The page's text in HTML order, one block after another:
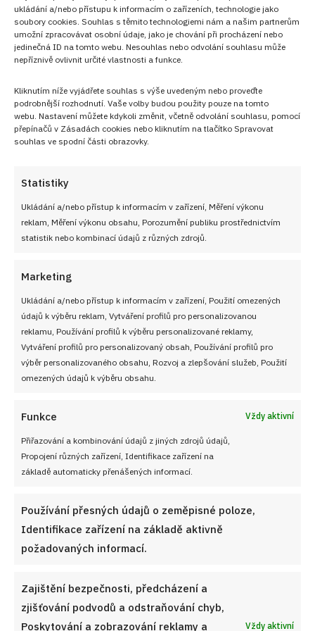
ukládání a/nebo přístupu k informacím o zařízeních, technologie jako
soubory cookies. Souhlas s těmito technologiemi nám a našim partnerům
umožní zpracovávat osobní údaje, jako je chování při procházení nebo
jedinečná ID na tomto webu. Nesouhlas nebo odvolání souhlasu může
nepříznivě ovlivnit určité vlastnosti a funkce.
Kliknutím níže vyjádřete souhlas s výše uvedeným nebo proveďte
podrobnější rozhodnutí. Vaše volby budou použity pouze na tomto
webu. Nastavení můžete kdykoli změnit, včetně odvolání souhlasu, pomocí
přepínačů v Zásadách cookies nebo kliknutím na tlačítko Spravovat
souhlas ve spodní části obrazovky.
Statistiky
Ukládání a/nebo přístup k informacím v zařízení, Měření výkonu
reklam, Měření výkonu obsahu, Porozumění publiku prostřednictvím
statistik nebo kombinací údajů z různých zdrojů.
Marketing
Ukládání a/nebo přístup k informacím v zařízení, Použití omezených
údajů k výběru reklam, Vytváření profilů pro personalizovanou
reklamu, Používání profilů k výběru personalizované reklamy,
Vytváření profilů pro personalizovaný obsah, Používání profilů pro
výběr personalizovaného obsahu, Rozvoj a zlepšování služeb, Použití
omezených údajů k výběru obsahu.
Funkce Vždy aktivní
Přiřazování a kombinování údajů z jiných zdrojů údajů,
Propojení různých zařízení, Identifikace zařízení na
základě automaticky přenášených informací.
Používání přesných údajů o zeměpisné poloze,
Identifikace zařízení na základě aktivně
požadovaných informací.
Zajištění bezpečnosti, předcházení a
zjišťování podvodů a odstraňování chyb,
Poskytování a zobrazování reklamy a
Vždy aktivní
NEZMEŠKEJTE ŽÁDNÝ RECEPT!
Pro odběr nových receptů zadejte Vaši e-mailovou
adresu
CHCI RECEPTY E-MAILEM
UŽITEČNÉ ODKAZY
Soutěž pro Aktivní kuchaře 2024
Návody a otázky
Reklama a spolupráce
Kontaktujte nás
Zásady ochrany osobních údaji